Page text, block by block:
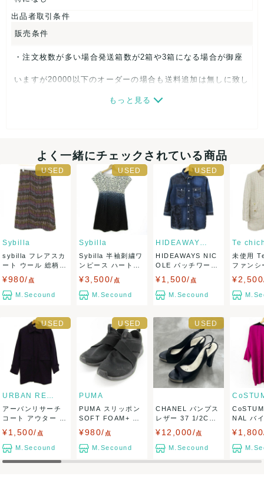
出品者取引条件
販売条件
・注文枚数が多い場合発送箱数が2箱や3箱になる場合が御座
いますが20000以下のオーダーの場合も送料追加は無しに致し
ました。多くご注文頂く程大変お得な内容になります。
のお客様は 一箱毎に1000円、沖縄/その他離島のお客様は、
一箱毎に1500円、受注確定時に頂戴いたします。
決済方法
クレジットカード、メルペイ、銀行振込、PayPay、コンビ
出荷
¥1,800 (見込み)
送料表を確認する
こちらの出品者の商品を
¥20,000以上注文の場合送料無料
なります
出荷目安：1週間程度
もっと見る
よく一緒にチェックされている商品
Sybilla
sybilla フレアスカ
ート ウール 総柄
¥980/ 点
M.Secound
Sybilla
Sybilla 半袖刺繍ワ
ンピース ハート柄
¥3,500/ 点
M.Secound
HIDEAWAYS NICOLE
HIDEAWAYS NIC
OLE パッチワーク
¥1,500/ 点
M.Secound
Te
未使用
ファンシ
URBAN RESEARCH
アーバンリサーチ
コート アウター サ
イズ38 レ...
¥1,500/ 点
M.Secound
PUMA
PUMA スリッポン
SOFT FOAM+ ク
ロス...
¥980/ 点
M.Secound
CHANEL パンプス
レザー 37 1/2C
ブ...
¥12,000/点
M.Secound
NAL バ
ンピ...